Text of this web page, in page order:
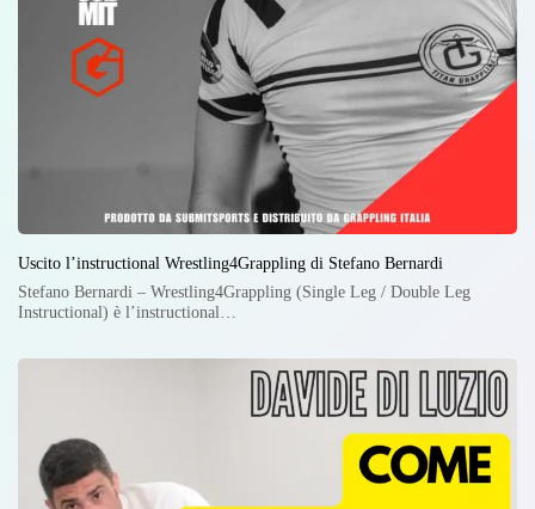
Uscito l’instructional Wrestling4Grappling di Stefano Bernardi
Stefano Bernardi – Wrestling4Grappling (Single Leg / Double Leg
Instructional) è l’instructional…